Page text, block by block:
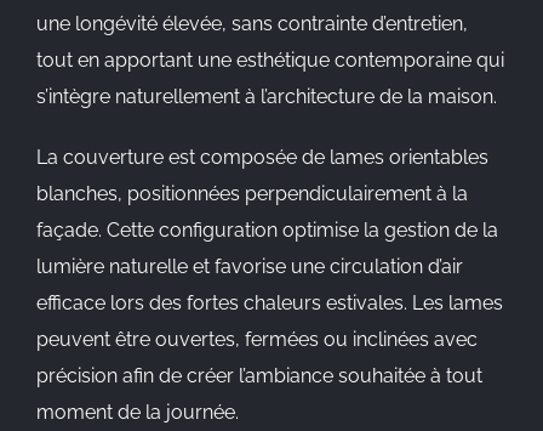
une longévité élevée, sans contrainte d’entretien,
tout en apportant une esthétique contemporaine qui
s’intègre naturellement à l’architecture de la maison.
La couverture est composée de lames orientables
blanches, positionnées perpendiculairement à la
façade. Cette configuration optimise la gestion de la
lumière naturelle et favorise une circulation d’air
efficace lors des fortes chaleurs estivales. Les lames
peuvent être ouvertes, fermées ou inclinées avec
précision afin de créer l’ambiance souhaitée à tout
moment de la journée.